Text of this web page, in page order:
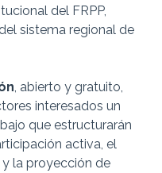
del FRPP,
sistema regional de
, abierto y gratuito,
interesados un
que estructurarán
activa, el
la proyección de